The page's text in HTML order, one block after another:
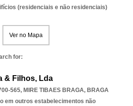
(residenciais e não residenciais)
Ver no Mapa
for:
& Filhos, Lda
565, MIRE TIBAES BRAGA, BRAGA
em outros estabelecimentos não